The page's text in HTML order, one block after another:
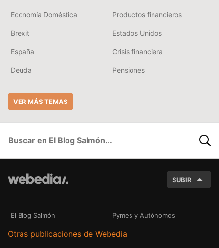
Economía Doméstica Productos financieros
Brexit Estados Unidos
España Crisis financiera
Deuda Pensiones
VER MÁS TEMAS
SUBIR
El Blog Salmón Pymes y Autónomos
Otras publicaciones de Webedia